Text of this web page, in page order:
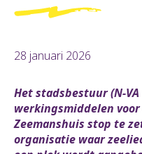
28 januari 2026
Het stadsbestuur (N-
werkingsmiddelen
Zeemanshuis stop te
organisatie waar